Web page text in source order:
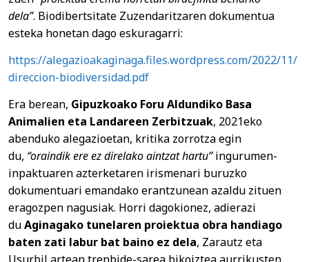
dela”. Biodibertsitate Zuzendaritzaren dokumentua
esteka honetan dago eskuragarri:
https://alegazioakaginaga.files.wordpress.com/2022/11/
direccion-biodiversidad.pdf
Era berean, Gipuzkoako Foru Aldundiko Basa
Animalien eta Landareen Zerbitzuak, 2021eko
abenduko alegazioetan, kritika zorrotza egin
du, “oraindik ere ez direlako aintzat hartu”ingurumen-
inpaktuaren azterketaren irismenari buruzko
dokumentuari emandako erantzunean azaldu zituen
eragozpen nagusiak. Horri dagokionez, adierazi
duAginagako tunelaren proiektua obra handiago
baten zati labur bat baino ez dela, Zarautz eta